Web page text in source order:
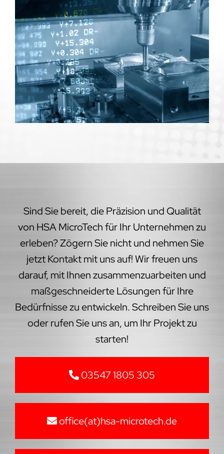
Sind Sie bereit, die Präzision und Qualität
von HSA MicroTech für Ihr Unternehmen zu
erleben? Zögern Sie nicht und nehmen Sie
jetzt Kontakt mit uns auf! Wir freuen uns
darauf, mit Ihnen zusammenzuarbeiten und
maßgeschneiderte Lösungen für Ihre
Bedürfnisse zu entwickeln. Schreiben Sie uns
oder rufen Sie uns an, um Ihr Projekt zu
starten!
03547 1805 305
office(at)hsa-microtech.de